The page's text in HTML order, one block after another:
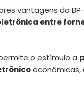
vantagens do
entre
o estímulo a
econômicas,